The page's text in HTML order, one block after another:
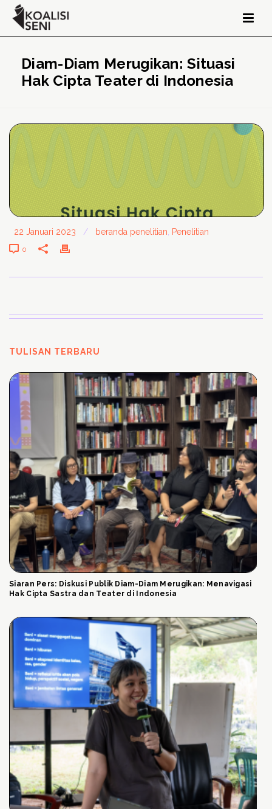
Diam-Diam Merugikan: Situasi
Hak Cipta Teater di Indonesia
22 Januari 2023 / beranda penelitian Penelitian
0
TULISAN TERBARU
Siaran Pers: Diskusi Publik Diam-Diam Merugikan: Menavigasi
Hak Cipta Sastra dan Teater di Indonesia